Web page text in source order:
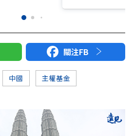
關注FB
中國 主權基金